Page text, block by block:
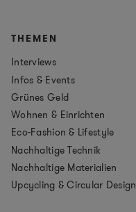
THEMEN
Interviews
Infos & Events
Grünes Geld
Wohnen & Einrichten
Eco-Fashion & Lifestyle
Nachhaltige Technik
Nachhaltige Materialien
Upcycling & Circular Design